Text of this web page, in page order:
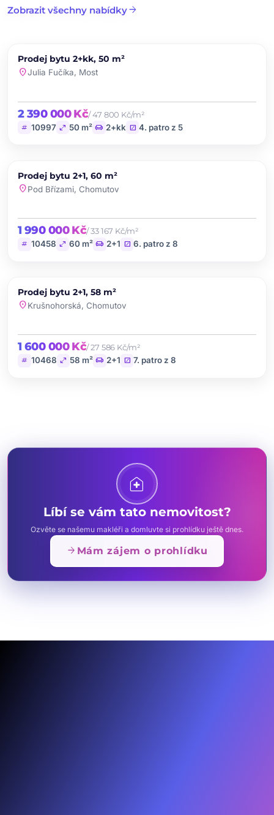
Zobrazit všechny nabídkyarrow_forward
PRODEJ
Prodej bytu 2+kk, 50 m²
location_onJulia Fučíka, Most
2 390 000 Kč/ 47 800 Kč/m²
tag 10997 open_in_full 50 m² chair 2+kk stairs 4. patro z 5
PRODEJ
Prodej bytu 2+1, 60 m²
location_onPod Břízami, Chomutov
1 990 000 Kč/ 33 167 Kč/m²
tag 10458 open_in_full 60 m² chair 2+1 stairs 6. patro z 8
PRODEJ
Prodej bytu 2+1, 58 m²
location_onKrušnohorská, Chomutov
1 600 000 Kč/ 27 586 Kč/m²
tag 10468 open_in_full 58 m² chair 2+1 stairs 7. patro z 8
home_health
Líbí se vám tato nemovitost?
Ozvěte se našemu makléři a domluvte si prohlídku ještě dnes.
arrow_forward Mám zájem o prohlídku